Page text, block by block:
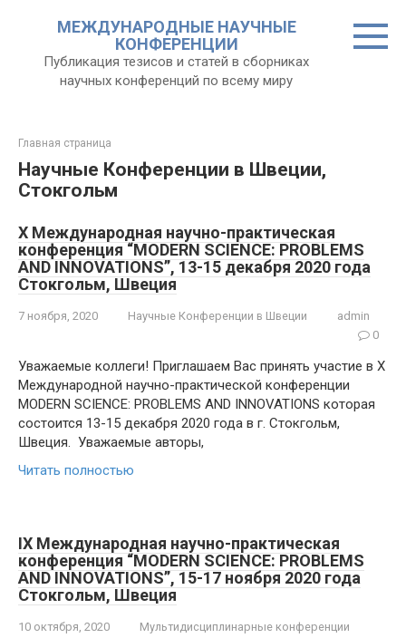
МЕЖДУНАРОДНЫЕ НАУЧНЫЕ
КОНФЕРЕНЦИИ
Публикация тезисов и статей в сборниках
научных конференций по всему миру
Главная страница
Научные Конференции в Швеции,
Стокгольм
X Международная научно-практическая
конференция “MODERN SCIENCE: PROBLEMS
AND INNOVATIONS”, 13-15 декабря 2020 года
Стокгольм, Швеция
7 ноября, 2020 Научные Конференции в Швеции
admin
0
Уважаемые коллеги! Приглашаем Вас принять участие в X
Международной научно-практической конференции
MODERN SCIENCE: PROBLEMS AND INNOVATIONS которая
состоится 13-15 декабря 2020 года в г. Стокгольм,
Швеция. Уважаемые авторы,
Читать полностью
IX Международная научно-практическая
конференция “MODERN SCIENCE: PROBLEMS
AND INNOVATIONS”, 15-17 ноября 2020 года
Стокгольм, Швеция
10 октября, 2020
Мультидисциплинарные конференции